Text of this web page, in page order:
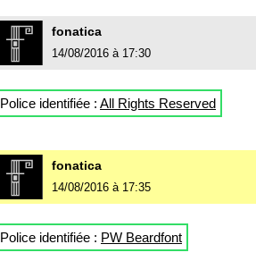
fonatica
14/08/2016 à 17:30
Police identifiée : All Rights Reserved
fonatica
14/08/2016 à 17:35
Police identifiée : PW Beardfont